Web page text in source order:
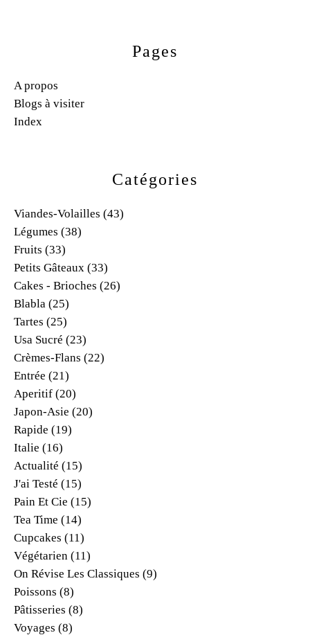
Catégories
Viandes-Volailles (43)
Légumes (38)
Fruits (33)
Petits Gâteaux (33)
Cakes - Brioches (26)
Blabla (25)
Tartes (25)
Usa Sucré (23)
Crèmes-Flans (22)
Entrée (21)
Aperitif (20)
Japon-Asie (20)
Rapide (19)
Italie (16)
Actualité (15)
J'ai Testé (15)
Pain Et Cie (15)
Tea Time (14)
Cupcakes (11)
Végétarien (11)
On Révise Les Classiques (9)
Poissons (8)
Pâtisseries (8)
Voyages (8)
Pages
A propos
Blogs à visiter
Index